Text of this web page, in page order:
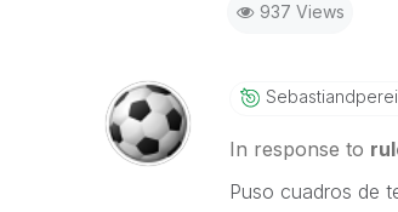
937 Views
Sebastiandperei
In response to
Puso cuadros de